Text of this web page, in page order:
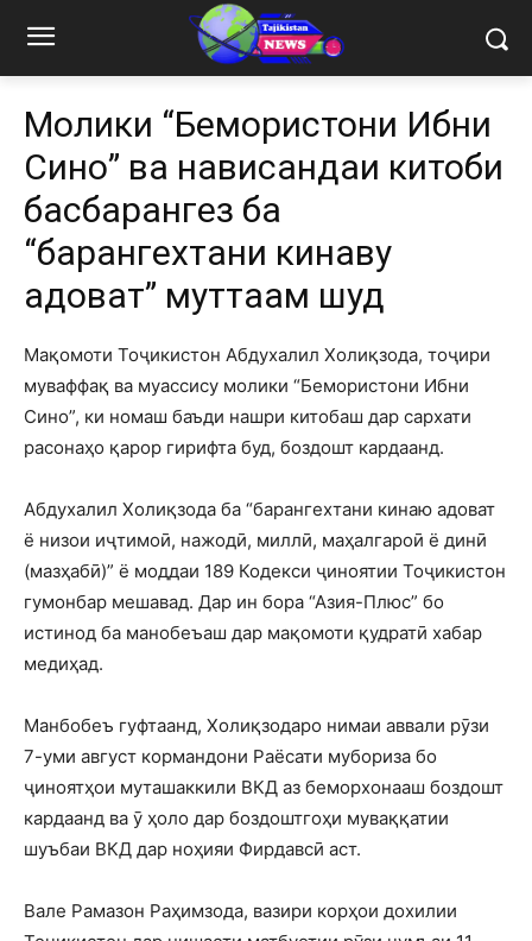
Молики “Бемористони Ибни
Сино” ва нависандаи китоби
баҳсбарангез ба
“барангехтани кинаву
адоват” муттаҳам шуд
Мақомоти Тоҷикистон Абдухалил Холиқзода, тоҷири
муваффақ ва муассису молики “Бемористони Ибни
Сино”, ки номаш баъди нашри китобаш дар сархати
расонаҳо қарор гирифта буд, боздошт кардаанд.
Абдухалил Холиқзода ба “барангехтани кинаю адоват
ё низои иҷтимоӣ, нажодӣ, миллӣ, маҳалгароӣ ё динӣ
(мазҳабӣ)” ё моддаи 189 Кодекси ҷиноятии Тоҷикистон
гумонбар мешавад. Дар ин бора “Азия-Плюс” бо
истинод ба манобеъаш дар мақомоти қудратӣ хабар
медиҳад.
Манбобеъ гуфтаанд, Холиқзодаро нимаи аввали рӯзи
7-уми август кормандони Раёсати мубориза бо
ҷиноятҳои муташаккили ВКД аз беморхонааш боздошт
кардаанд ва ӯ ҳоло дар боздоштгоҳи муваққатии
шуъбаи ВКД дар ноҳияи Фирдавсӣ аст.
Вале Рамазон Раҳимзода, вазири корҳои дохилии